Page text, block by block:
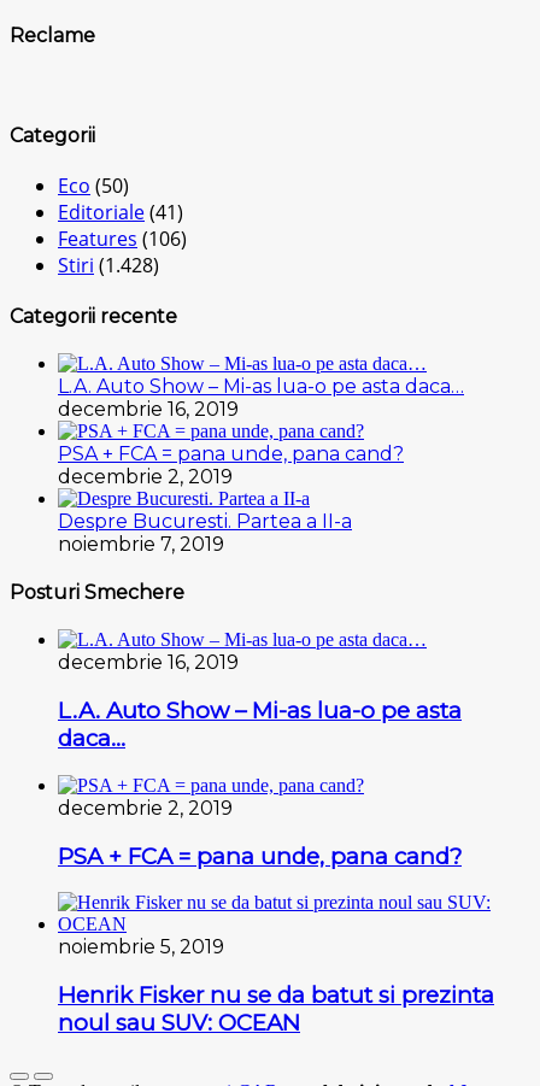
Reclame
Categorii
Eco (50)
Editoriale(41)
Features (106)
Stiri (1.428)
Categorii recente
L.A. Auto Show – Mi-as lua-o pe asta daca…
decembrie 16, 2019
PSA + FCA = pana unde, pana cand?
decembrie 2, 2019
Despre Bucuresti. Partea a II-a
noiembrie 7, 2019
Posturi Smechere
decembrie 16, 2019
L.A. Auto Show – Mi-as lua-o pe asta
daca…
decembrie 2, 2019
PSA + FCA = pana unde, pana cand?
noiembrie 5, 2019
Henrik Fisker nu se da batut si prezinta
noul sau SUV: OCEAN